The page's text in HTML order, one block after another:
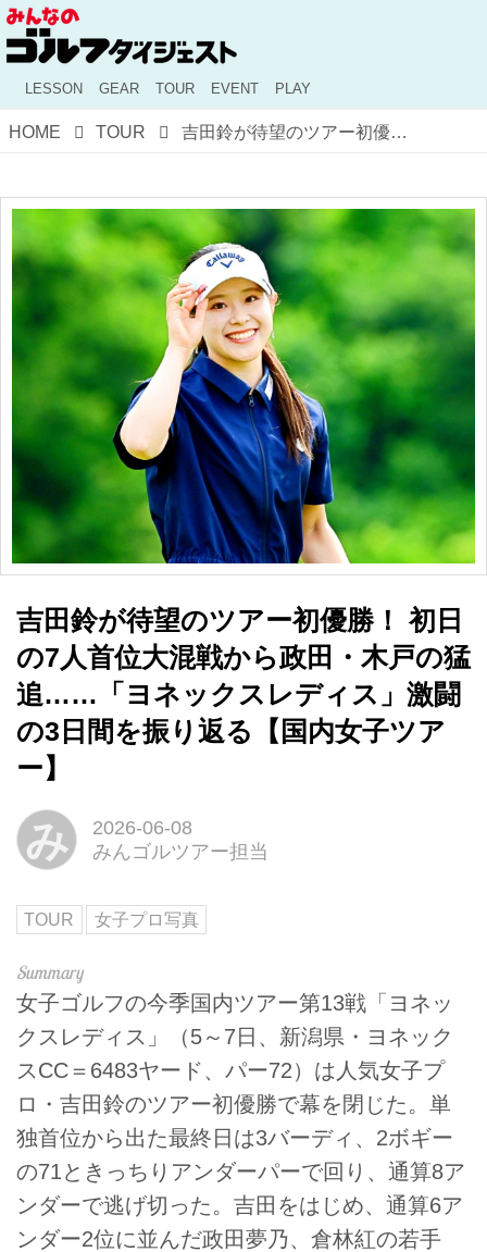
LESSON GEAR TOUR EVENT PLAY
HOME TOUR 吉田鈴が待望のツアー初優勝！ 初日の7人首位大混戦から政田・木戸の猛追……「ヨネックスレディス」激闘の3日間を振り返る【国内女子ツアー】
吉田鈴が待望のツアー初優勝！ 初日
の7人首位大混戦から政田・木戸の猛
追……「ヨネックスレディス」激闘
の3日間を振り返る【国内女子ツア
ー】
み
2026-06-08
みんゴルツアー担当
TOUR 女子プロ写真
女子ゴルフの今季国内ツアー第13戦「ヨネッ
クスレディス」（5～7日、新潟県・ヨネック
スCC＝6483ヤード、パー72）は人気女子プ
ロ・吉田鈴のツアー初優勝で幕を閉じた。単
独首位から出た最終日は3バーディ、2ボギー
の71ときっちりアンダーパーで回り、通算8ア
ンダーで逃げ切った。吉田をはじめ、通算6ア
ンダー2位に並んだ政田夢乃、倉林紅の若手